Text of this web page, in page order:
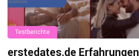
Testberichte
erstedates.de Erfahrungen